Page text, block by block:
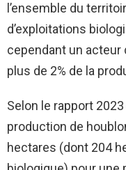
l’ensemble du
d’exploitations
cependant un acteur
plus de 2% de la
Selon le rapport
production de
hectares (dont 204